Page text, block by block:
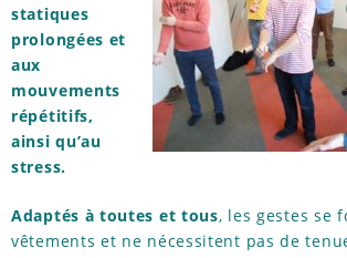
statiques
prolongées et
aux
mouvements
répétitifs,
ainsi qu’au
stress.
Adaptés à toutes et tous, les gestes se
vêtements et ne nécessitent pas de